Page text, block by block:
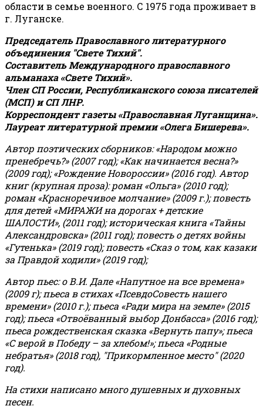
области в семье военного. С 1975 года проживает в
г. Луганске.
Председатель Православного литературного
объединения "Свете Тихий".
Составитель Международного православного
альманаха «Свете Тихий».
Член СП России, Республиканского союза писателей
(МСП) и СП ЛНР.
Корреспондент газеты «Православная Луганщина».
Лауреат литературной премии «Олега Бишерева».
Автор поэтических сборников: «Народом можно
пренебречь?» (2007 год); «Как начинается весна?»
(2009 год); «Рождение Новороссии» (2016 год). Автор
книг (крупная проза): роман «Ольга» (2010 год);
роман «Красноречивое молчание» (2009 г.); повесть
для детей «МИРАЖИ на дорогах + детские
ШАЛОСТИ», (2011 год); историческая книга «Тайны
Александровска» (2011 год); повесть о детях войны
«Гутенька» (2019 год); повесть «Сказ о том, как казаки
за Правдой ходили» (2019 год);
Автор пьес: о В.И. Дале «Напутное на все времена»
(2009 г); пьеса в стихах «ПсевдоСовесть нашего
времени» (2010 г.); пьеса «Ради мира на земле» (2015
год); пьеса «Отвоёванный выбор Донбасса» (2016 год);
пьеса рождественская сказка «Вернуть папу»; пьеса
«С верой в Победу – за хлебом!»;пьеса «Родные
небратья» (2018 год), "Прикормленное место" (2020
год).
На стихи написано много душевных и духовных
песен.